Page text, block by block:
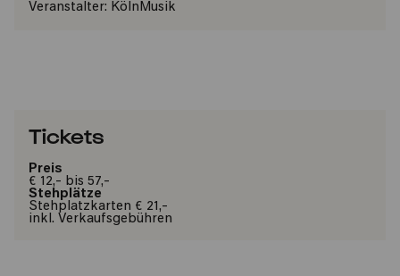
Veranstalter: KölnMusik
Tickets
Preis
€ 12,- bis 57,-
Stehplätze
Stehplatzkarten € 21,-
inkl. Verkaufsgebühren